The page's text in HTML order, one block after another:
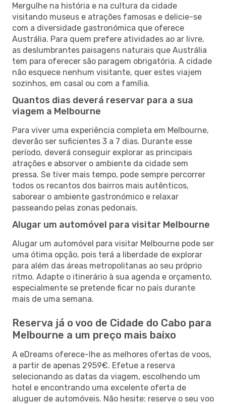
Mergulhe na história e na cultura da cidade
visitando museus e atrações famosas e delicie-se
com a diversidade gastronómica que oferece
Austrália. Para quem prefere atividades ao ar livre,
as deslumbrantes paisagens naturais que Austrália
tem para oferecer são paragem obrigatória. A cidade
não esquece nenhum visitante, quer estes viajem
sozinhos, em casal ou com a família.
Quantos dias deverá reservar para a sua
viagem a Melbourne
Para viver uma experiência completa em Melbourne,
deverão ser suficientes 3 a 7 dias. Durante esse
período, deverá conseguir explorar as principais
atrações e absorver o ambiente da cidade sem
pressa. Se tiver mais tempo, pode sempre percorrer
todos os recantos dos bairros mais autênticos,
saborear o ambiente gastronómico e relaxar
passeando pelas zonas pedonais.
Alugar um automóvel para visitar Melbourne
Alugar um automóvel para visitar Melbourne pode ser
uma ótima opção, pois terá a liberdade de explorar
para além das áreas metropolitanas ao seu próprio
ritmo. Adapte o itinerário à sua agenda e orçamento,
especialmente se pretende ficar no país durante
mais de uma semana.
Reserva já o voo de Cidade do Cabo para
Melbourne a um preço mais baixo
A eDreams oferece-lhe as melhores ofertas de voos,
a partir de apenas 2959€. Efetue a reserva
selecionando as datas da viagem, escolhendo um
hotel e encontrando uma excelente oferta de
aluguer de automóveis. Não hesite: reserve o seu voo